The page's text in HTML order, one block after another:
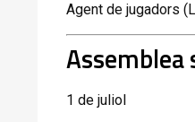
Agent de jugadors
Assemblea
1 de juliol